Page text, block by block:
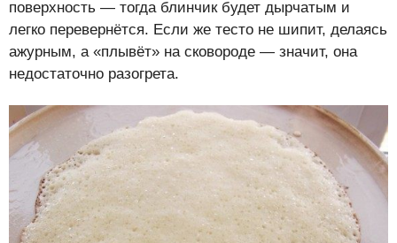
поверхность — тогда блинчик будет дырчатым и
легко перевернётся. Если же тесто не шипит, делаясь
ажурным, а «плывёт» на сковороде — значит, она
недостаточно разогрета.